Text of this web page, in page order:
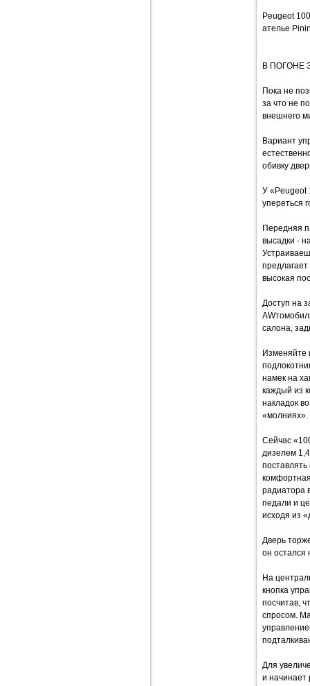
Peugeot
ателье
В ПОГОНЕ
Пока не
за что не
внешнего
Вариант
обивку
У «Peugeot
упереться
Передняя
высадки -
высокая
Доступ на
салона,
Изменяйте
намек на
каждый из
накладок
«молниях».
Сейчас
дизелем
радиатора
педали и
исходя из
Дверь
он остался
На
кнопка
посчитав,
спросом.
Для
и начинает